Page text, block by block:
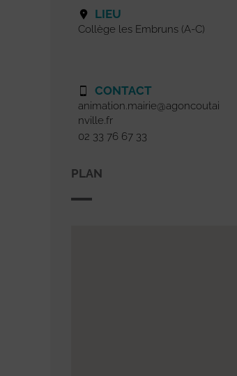
LIEU
Collège les Embruns (A-C)
CONTACT
animation.mairie@agoncoutai
nville.fr
02 33 76 67 33
PLAN